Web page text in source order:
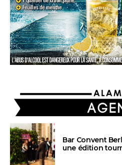
Bar Convent
une édition